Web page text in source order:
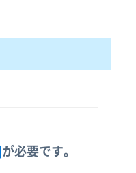
が必要です。